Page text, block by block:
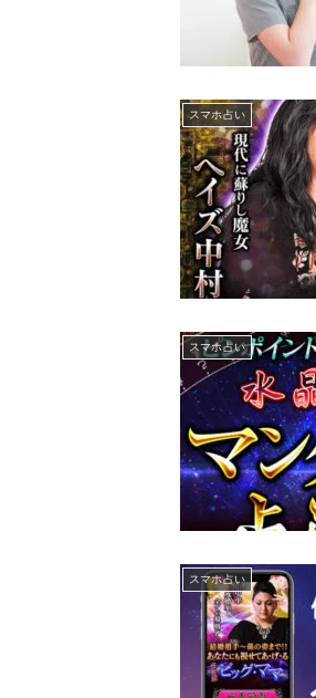
スマホ占い
スマホ占い
スマホ占い